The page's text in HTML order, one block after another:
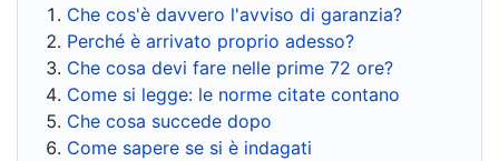
Che cos'è davvero l'avviso di garanzia?
Perché è arrivato proprio adesso?
Che cosa devi fare nelle prime 72 ore?
Come si legge: le norme citate contano
Che cosa succede dopo
Come sapere se si è indagati